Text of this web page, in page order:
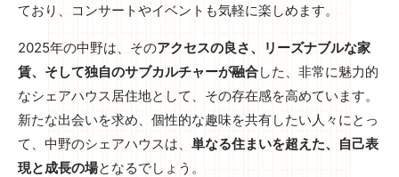
ており、コンサートやイベントも気軽に楽しめます。
2025年の中野は、そのアクセスの良さ、リーズナブルな家
賃、そして独自のサブカルチャーが融合した、非常に魅力的
なシェアハウス居住地として、その存在感を高めています。
新たな出会いを求め、個性的な趣味を共有したい人々にとっ
て、中野のシェアハウスは、 単なる住まいを超えた、自己表
現と成長の場となるでしょう。